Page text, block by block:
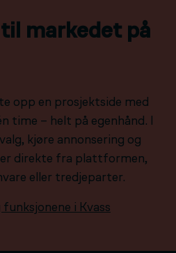
markedet på
opp en prosjektside med
time – helt på egenhånd. I
kjøre annonsering og
direkte fra plattformen,
eller tredjeparter.
i Kvass